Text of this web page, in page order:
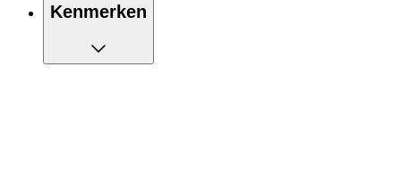
Frontventilatie
Lichtgewicht: 25g
Top grip
Air Link systeem
Kenmerken